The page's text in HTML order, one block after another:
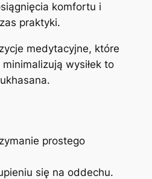
komfortu i
praktyki.
medytacyjne, które
wysiłek to
prostego
się na oddechu.